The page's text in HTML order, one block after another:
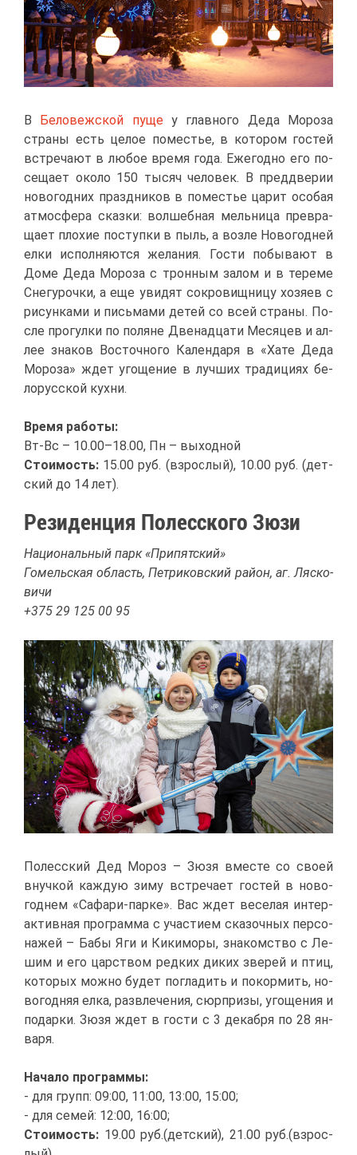
В Бе­ло­веж­ской пу­щеу глав­но­го Де­да Мо­ро­за
стра­ны есть це­лое по­ме­стье, в ко­то­ром го­стей
встре­ча­ют в лю­бое вре­мя го­да. Еже­год­но его по­
се­ща­ет око­ло 150 ты­сяч че­ло­век. В пред­две­рии
но­во­год­них празд­ни­ков в по­ме­стье ца­рит осо­бая
ат­мо­сфе­ра сказ­ки: вол­шеб­ная мель­ни­ца пре­вра­
ща­ет пло­хие по­ступ­ки в пыль, а воз­ле Но­во­год­ней
ел­ки ис­пол­ня­ют­ся же­ла­ния. Го­сти по­бы­ва­ют в
До­ме Де­да Мо­ро­за с трон­ным за­лом и в те­ре­ме
Сне­гу­роч­ки, а еще уви­дят со­кро­вищ­ни­цу хо­зя­ев с
ри­сун­ка­ми и пись­ма­ми де­тей со всей стра­ны. По­
сле про­гул­ки по по­ляне Две­на­дца­ти Ме­ся­цев и ал­
лее зна­ков Во­сточ­но­го Ка­лен­да­ря в «Ха­те Де­да
Мо­ро­за» ждет уго­ще­ние в луч­ших тра­ди­ци­ях бе­
ло­рус­ской кух­ни.
Вре­мя ра­бо­ты:
Вт-Вс – 10.00–18.00, Пн – вы­ход­ной
Сто­и­мость: 15.00 руб. (взрос­лый), 10.00 руб. (дет­
ский до 14 лет).
Ре­зи­ден­ция По­лес­ско­го Зю­зи
На­ци­о­наль­ный парк «При­пят­ский»
Го­мель­ская об­ласть, Пет­ри­ков­ский рай­он, аг. Ляс­ко­
ви­чи
+375 29 125 00 95
По­лес­ский Дед Мо­роз – Зю­зя вме­сте со сво­ей
внуч­кой каж­дую зи­му встре­ча­ет го­стей в но­во­
год­нем «Са­фа­ри-пар­ке». Вас ждет ве­се­лая ин­тер­
ак­тив­ная про­грам­ма с уча­сти­ем ска­зоч­ных пер­со­
на­жей – Ба­бы Яги и Ки­ки­мо­ры, зна­ком­ство с Ле­
шим и его цар­ством ред­ких ди­ких зве­рей и птиц,
ко­то­рых мож­но бу­дет по­гла­дить и по­кор­мить, но­
во­год­няя ел­ка, раз­вле­че­ния, сюр­при­зы, уго­ще­ния и
по­дар­ки. Зю­зя ждет в го­сти с 3 де­каб­ря по 28 ян­
ва­ря.
На­ча­ло про­грам­мы:
- для групп: 09:00, 11:00, 13:00, 15:00;
- для се­мей: 12:00, 16:00;
Сто­и­мость: 19.00 руб.(дет­ский), 21.00 руб.(взрос­